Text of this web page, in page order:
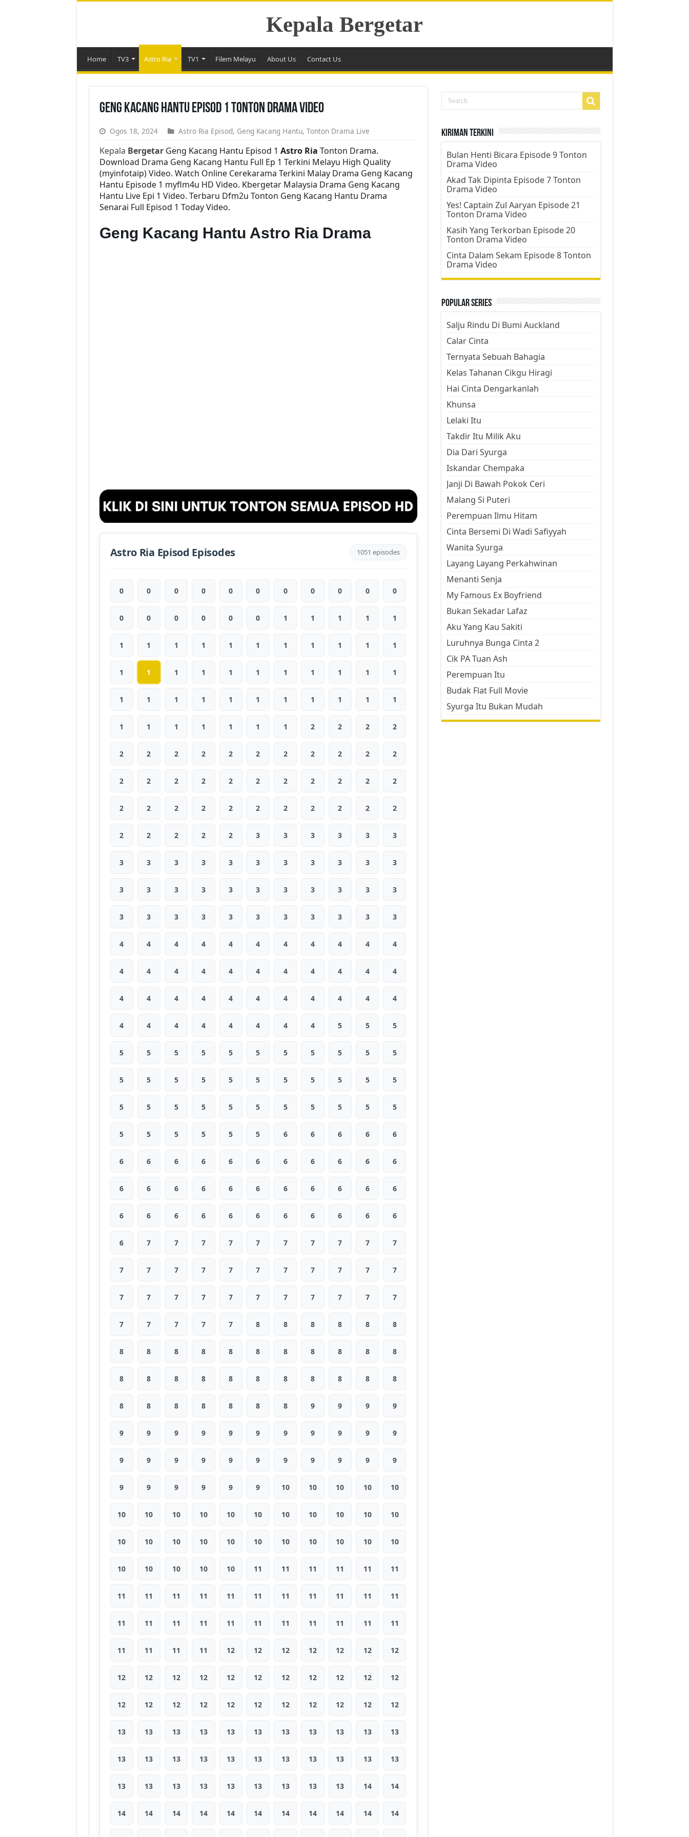
Kepala Bergetar
Home TV3 Astro Ria TV1 Filem Melayu About Us Contact Us
Geng Kacang Hantu Episod 1 Tonton Drama Video
Ogos 18, 2024 Astro Ria Episod, Geng Kacang Hantu, Tonton Drama Live
Kepala BergetarGeng Kacang Hantu Episod 1 Astro Ria Tonton Drama.
Download Drama Geng Kacang Hantu Full Ep 1 Terkini Melayu High Quality
(myinfotaip) Video. Watch Online Cerekarama Terkini Malay Drama Geng Kacang
Hantu Episode 1 myflm4u HD Video. Kbergetar Malaysia Drama Geng Kacang
Hantu Live Epi 1 Video. Terbaru Dfm2u Tonton Geng Kacang Hantu Drama
Senarai Full Episod 1 Today Video.
Geng Kacang Hantu Astro Ria Drama
Astro Ria Episod Episodes 1051 episodes
0 0 0 0 0 0 0 0 0 0 0
0 0 0 0 0 0 1 1 1 1 1
1 1 1 1 1 1 1 1 1 1 1
1 1 1 1 1 1 1 1 1 1 1
1 1 1 1 1 1 1 1 1 1 1
1 1 1 1 1 1 1 2 2 2 2
2 2 2 2 2 2 2 2 2 2 2
2 2 2 2 2 2 2 2 2 2 2
2 2 2 2 2 2 2 2 2 2 2
2 2 2 2 2 3 3 3 3 3 3
3 3 3 3 3 3 3 3 3 3 3
3 3 3 3 3 3 3 3 3 3 3
3 3 3 3 3 3 3 3 3 3 3
4 4 4 4 4 4 4 4 4 4 4
4 4 4 4 4 4 4 4 4 4 4
4 4 4 4 4 4 4 4 4 4 4
4 4 4 4 4 4 4 4 5 5 5
5 5 5 5 5 5 5 5 5 5 5
5 5 5 5 5 5 5 5 5 5 5
5 5 5 5 5 5 5 5 5 5 5
5 5 5 5 5 5 6 6 6 6 6
6 6 6 6 6 6 6 6 6 6 6
6 6 6 6 6 6 6 6 6 6 6
6 6 6 6 6 6 6 6 6 6 6
6 7 7 7 7 7 7 7 7 7 7
7 7 7 7 7 7 7 7 7 7 7
7 7 7 7 7 7 7 7 7 7 7
7 7 7 7 7 8 8 8 8 8 8
8 8 8 8 8 8 8 8 8 8 8
8 8 8 8 8 8 8 8 8 8 8
8 8 8 8 8 8 8 9 9 9 9
9 9 9 9 9 9 9 9 9 9 9
9 9 9 9 9 9 9 9 9 9 9
9 9 9 9 9 9 10 10 10 10 10
10 10 10 10 10 10 10 10 10 10 10
10 10 10 10 10 10 10 10 10 10 10
10 10 10 10 10 11 11 11 11 11 11
11 11 11 11 11 11 11 11 11 11 11
11 11 11 11 11 11 11 11 11 11 11
11 11 11 11 12 12 12 12 12 12 12
12 12 12 12 12 12 12 12 12 12 12
12 12 12 12 12 12 12 12 12 12 12
13 13 13 13 13 13 13 13 13 13 13
13 13 13 13 13 13 13 13 13 13 13
13 13 13 13 13 13 13 13 13 14 14
14 14 14 14 14 14 14 14 14 14 14
Kiriman Terkini
Bulan Henti Bicara Episode 9 Tonton
Drama Video
Akad Tak Dipinta Episode 7 Tonton
Drama Video
Yes! Captain Zul Aaryan Episode 21
Tonton Drama Video
Kasih Yang Terkorban Episode 20
Tonton Drama Video
Cinta Dalam Sekam Episode 8 Tonton
Drama Video
Popular Series
Salju Rindu Di Bumi Auckland
Calar Cinta
Ternyata Sebuah Bahagia
Kelas Tahanan Cikgu Hiragi
Hai Cinta Dengarkanlah
Khunsa
Lelaki Itu
Takdir Itu Milik Aku
Dia Dari Syurga
Iskandar Chempaka
Janji Di Bawah Pokok Ceri
Malang Si Puteri
Perempuan Ilmu Hitam
Cinta Bersemi Di Wadi Safiyyah
Wanita Syurga
Layang Layang Perkahwinan
Menanti Senja
My Famous Ex Boyfriend
Bukan Sekadar Lafaz
Aku Yang Kau Sakiti
Luruhnya Bunga Cinta 2
Cik PA Tuan Ash
Perempuan Itu
Budak Flat Full Movie
Syurga Itu Bukan Mudah